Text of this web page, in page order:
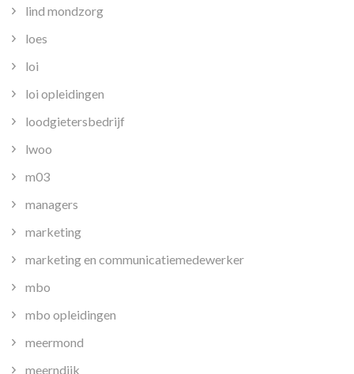
lind mondzorg
loes
loi
loi opleidingen
loodgietersbedrijf
lwoo
m03
managers
marketing
marketing en communicatiemedewerker
mbo
mbo opleidingen
meermond
meerndijk